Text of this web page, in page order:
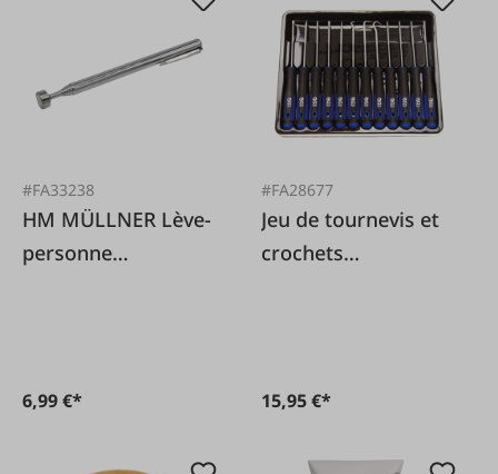
#FA33238
HM MÜLLNER Lève-
personne
6,99 €*
#FA28677
Jeu de tournevis et
crochets
15,95 €*